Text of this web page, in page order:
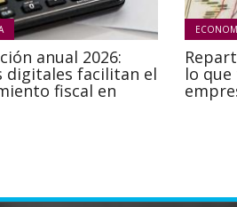
anual 2026:
digitales facilitan el
fiscal en
lo